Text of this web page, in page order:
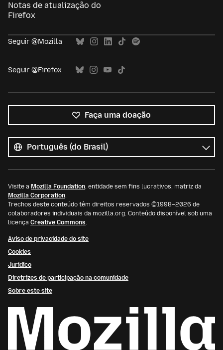
Notas de atualização do
Firefox
Seguir @Mozilla
Seguir @Firefox
Faça uma doação
os
idiomas
Idioma
Visite a Mozilla Foundation, entidade sem fins lucrativos, matriz da
Mozilla Corporation.
Trechos deste conteúdo têm direitos reservados ©1998–2026 de
colaboradores individuais da mozilla.org. Conteúdo disponível sob uma
licença Creative Commons.
Aviso de privacidade do site
Cookies
Jurídico
Diretrizes de participação na comunidade
Sobre este site